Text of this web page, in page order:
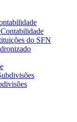
do SFN